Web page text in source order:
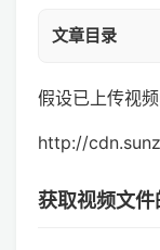
文章目录
假设已上传视
http://
获取视频文